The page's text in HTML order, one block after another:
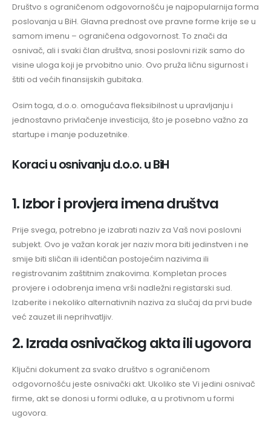
Društvo s ograničenom odgovornošću je najpopularnija forma
poslovanja u BiH. Glavna prednost ove pravne forme krije se u
samom imenu – ograničena odgovornost. To znači da
osnivač, ali i svaki član društva, snosi poslovni rizik samo do
visine uloga koji je prvobitno unio. Ovo pruža ličnu sigurnost i
štiti od većih finansijskih gubitaka.
Osim toga, d.o.o. omogućava fleksibilnost u upravljanju i
jednostavno privlačenje investicija, što je posebno važno za
startupe i manje poduzetnike.
Koraci u osnivanju d.o.o. u BiH
1. Izbor i provjera imena društva
Prije svega, potrebno je izabrati naziv za Vaš novi poslovni
subjekt. Ovo je važan korak jer naziv mora biti jedinstven i ne
smije biti sličan ili identičan postojećim nazivima ili
registrovanim zaštitnim znakovima. Kompletan proces
provjere i odobrenja imena vrši nadležni registarski sud.
Izaberite i nekoliko alternativnih naziva za slučaj da prvi bude
već zauzet ili neprihvatljiv.
2. Izrada osnivačkog akta ili ugovora
Ključni dokument za svako društvo s ograničenom
odgovornošću jeste osnivački akt. Ukoliko ste Vi jedini osnivač
firme, akt se donosi u formi odluke, a u protivnom u formi
ugovora.